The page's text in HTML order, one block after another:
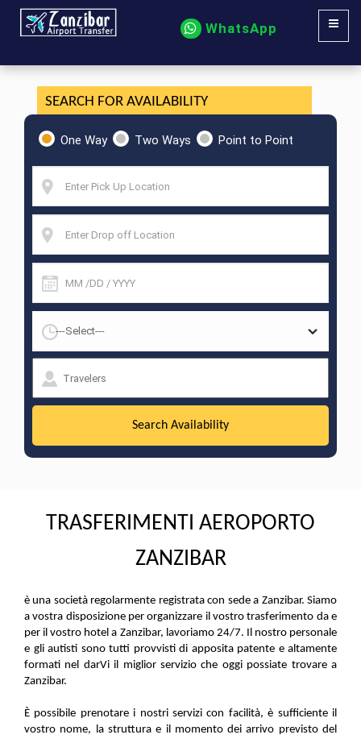
WhatsApp
SEARCH FOR AVAILABILITY
One Way Two Ways Point to Point
TRASFERIMENTI AEROPORTO
ZANZIBAR
è una società regolarmente registrata con sede a Zanzibar. Siamo
a vostra disposizione per organizzare il vostro trasferimento da e
per il vostro hotel a Zanzibar, lavoriamo 24/7. Il nostro personale
e gli autisti sono tutti provvisti di apposita patente e altamente
formati nel darVi il miglior servizio che oggi possiate trovare a
Zanzibar.
È possibile prenotare i nostri servizi con facilità, è sufficiente il
vostro nome, la struttura e il momento dei arrivo previsto del